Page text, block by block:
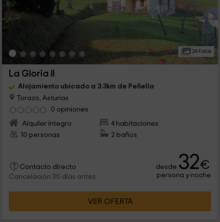
24 Fotos
La Gloria II
Alojamiento ubicado a 3.3km de Peñella
Torazo, Asturias
0 opiniones
Alquiler íntegro
4 habitaciones
10 personas
2 baños
Contacto directo
Cancelación 30 días antes
desde 32€
persona y noche
VER OFERTA